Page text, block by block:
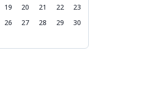
19 20 21 22
23
26 27 28 29
30